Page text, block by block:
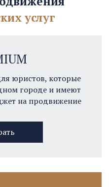
услуг
юристов, которые
городе и имеют
на продвижение